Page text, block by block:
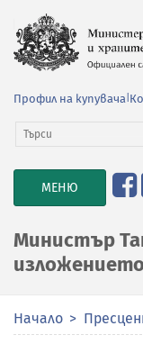
Профил на купувача
TOGGLE
NAVIGATION
МЕНЮ
Министър
Начало